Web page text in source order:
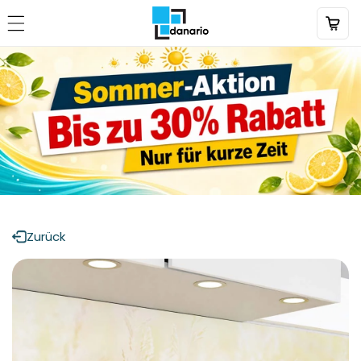
zum
Inhalt
Zurück